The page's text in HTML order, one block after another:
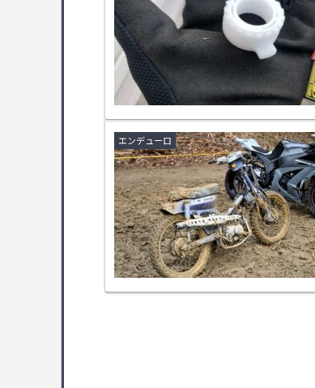
エンデューロ